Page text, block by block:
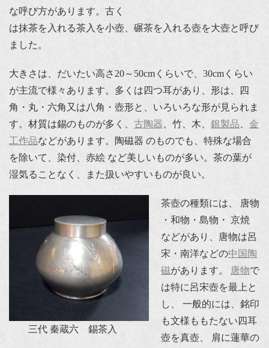
な呼び方があります。古く
は抹茶を入れる茶入を小壺、碾茶を入れる壺を大壺と呼び
ました。
大きさは、だいたい高さ20～50cmくらいで、30cmくらい
が主流で様々あります。多くは四つ耳があり、形は、四
角・丸・六角又は八角・壺形と、いろいろな形が見られま
す。材質は錫のものが多く、 古陶器 、竹、木、 銀製品
金
工作品などがあります。陶磁器 のものでも、特殊な場合
を除いて、染付、赤絵 など美しいものが多い。茶の葉が
湿気ることなく、また扱いやすいものが良い。
三代 秦蔵六 錫茶入
茶壺の種類には、 唐物
・和物・島物・ 京焼
などがあり、唐物は呂
宋・南洋などの中国陶
磁があります。 唐物で
は特に呂宋壺を最上と
し、 一般的には、銘印
も文様ももたない四耳
壺を真壺、 肩に蓮華の